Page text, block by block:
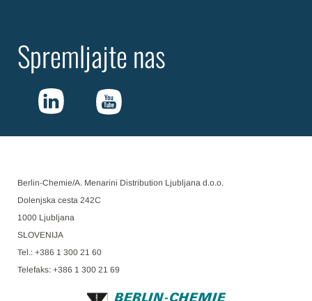
Spremljajte nas
Berlin-Chemie/A. Menarini Distribution Ljubljana d.o.o.
Dolenjska cesta 242C
1000 Ljubljana
SLOVENIJA
Tel.: +386 1 300 21 60
Telefaks: +386 1 300 21 69